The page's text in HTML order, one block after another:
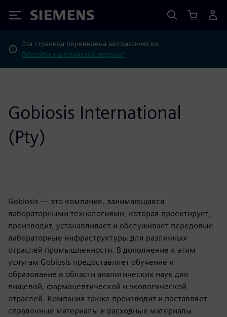
Siemens
Эта страница переведена автоматически.
Перейти к английской версии?
Gobiosis International
(Pty)
Gobiosis — это компания, занимающаяся
лабораторными технологиями, которая проектирует,
производит, устанавливает и обслуживает передовые
лабораторные инфраструктуры для различных
отраслей промышленности. В дополнение к этим
услугам Gobiosis предоставляет обучение и
образование в области аналитических наук для
пищевой, фармацевтической и экологической
отраслей. Компания также производит и поставляет
справочные материалы и расходные материалы